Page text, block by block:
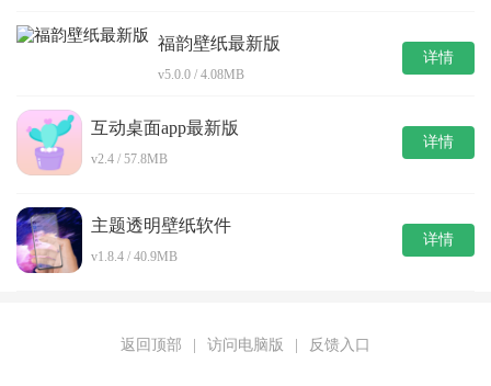
福韵壁纸最新版
v5.0.0 / 4.08MB
详情
互动桌面app最新版
v2.4 / 57.8MB
详情
主题透明壁纸软件
v1.8.4 / 40.9MB
详情
返回顶部 访问电脑版 反馈入口